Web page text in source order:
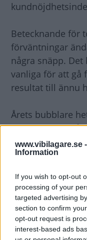
www.vibilagare.se -
Information
If you wish to opt-out
processing of your
targeted advertising
section to confirm
opt-out request is
interest-based ads
Betecknande för
förväntningar
några snäpp.
vanliga för att gå
resultat till ännu
Årets bubblare
framryckning
koncernsyskonet
högst medioker
Turbulensen
En annan raket
Nissan som